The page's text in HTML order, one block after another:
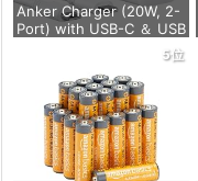
Anker Charger (20W, 2-
Port) with USB-C ＆ USB
-C ケーブル ホワイト | 充
電器 20W USB-C＆USB-
Cケーブル付属 2ポート
【PSE技術基準適合/USB
PD対応/PowerIQ搭載/コ
ンパクトサ
価格：¥1,690
5位